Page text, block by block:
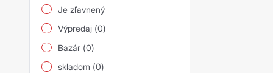
siavlies
siawat
Ostatní
Je zľavnený
Výpredaj (0)
Bazár (0)
skladom (0)